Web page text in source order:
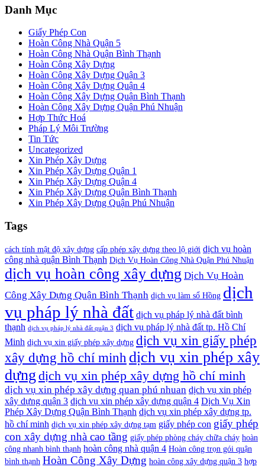
Danh Mục
Giấy Phép Con
Hoàn Công Nhà Quận 5
Hoàn Công Nhà Quận Bình Thạnh
Hoàn Công Xây Dựng
Hoàn Công Xây Dựng Quận 3
Hoàn Công Xây Dựng Quận 4
Hoàn Công Xây Dựng Quận Bình Thạnh
Hoàn Công Xây Dựng Quận Phú Nhuận
Hợp Thức Hoá
Pháp Lý Môi Trường
Tin Tức
Uncategorized
Xin Phép Xây Dựng
Xin Phép Xây Dựng Quận 1
Xin Phép Xây Dựng Quận 4
Xin Phép Xây Dựng Quận Bình Thạnh
Xin Phép Xây Dựng Quận Phú Nhuận
Tags
cách tính mật độ xây dựng cấp phép xây dựng theo lộ giới dịch vụ hoàn
công nhà quận Bình Thạnh Dịch Vụ Hoàn Công Nhà Quận Phú Nhuận
dịch vụ hoàn công xây dựng Dịch Vụ Hoàn
Công Xây Dựng Quận Bình Thạnh dịch vụ làm sổ Hồng dịch
vụ pháp lý nhà đất dịch vụ pháp lý nhà đất bình
thạnh dịch vụ pháp lý nhà đất quận 3 dịch vụ pháp lý nhà đất tp. Hồ Chí
Minh dịch vụ xin giấy phép xây dựng dịch vụ xin giấy phép
xây dựng hồ chí minh dịch vụ xin phép xây
dựng dịch vụ xin phép xây dựng hồ chí minh
dịch vụ xin phép xây dựng quan phú nhuan dịch vụ xin phép
xây dựng quận 3 dịch vụ xin phép xây dựng quận 4 Dịch Vụ Xin
Phép Xây Dựng Quận Bình Thạnh dịch vụ xin phép xây dựng tp.
hồ chí minh dịch vụ xin phép xây dựng tạm giấy phép con giấy phép
con xây dựng nhà cao tầng giấy phép phòng cháy chữa cháy hoàn
công nhanh bình thạnh hoàn công nhà quận 4 Hoàn công trọn gói quận
bình thạnh Hoàn Công Xây Dựng hoàn công xây dựng quận 3 hợp